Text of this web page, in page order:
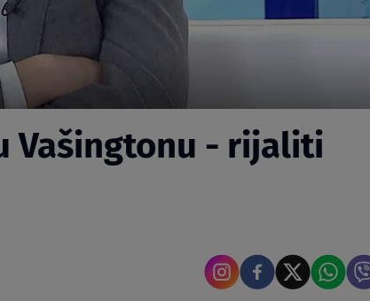
Vašingtonu - rijaliti